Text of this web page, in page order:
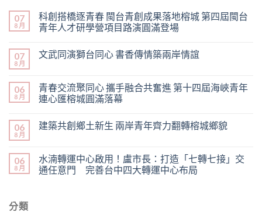
07
8 月
科創搭橋逐青春 閩台青創成果落地榕城 第四屆閩台
青年人才研學營項目路演圓滿登場
07
8 月
文武同演獅台同心 書香傳情築兩岸情誼
06
8 月
青春交流聚同心 攜手融合共奮進 第十四屆海峽青年
連心匯榕城圓滿落幕
06
8 月
建築共創鄉土新生 兩岸青年齊力翻轉榕城鄉貌
06
8 月
水湳轉運中心啟用！盧市長：打造「七轉七接」交
通任意門 完善台中四大轉運中心布局
分類